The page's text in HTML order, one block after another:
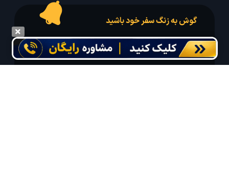
گوش به زنگ سفر خود باشید
درخواست سفر خود را در مدت زمان دلخواه ثبت و پیامک بهترین آفر مربوط به تور
درخواستی خود را دریافت نمایید